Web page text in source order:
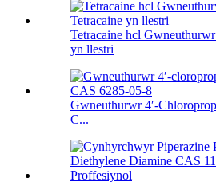
Tetracaine hcl
yn llestri
Gwneuthurwr 4′-
C...